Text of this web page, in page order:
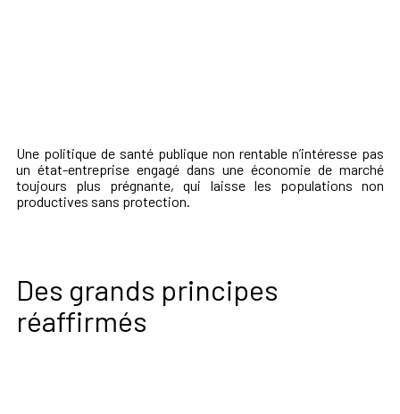
Une politique de santé publique non rentable n’intéresse pas
un état-entreprise engagé dans une économie de marché
toujours plus prégnante, qui laisse les populations non
productives sans protection.
Des grands principes
réaffirmés